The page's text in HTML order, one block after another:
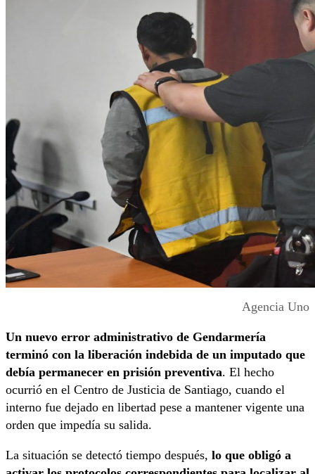
Agencia Uno
Un nuevo error administrativo de Gendarmería
terminó con la liberación indebida de un imputado que
debía permanecer en prisión preventiva. El hecho
ocurrió en el Centro de Justicia de Santiago, cuando el
interno fue dejado en libertad pese a mantener vigente una
orden que impedía su salida.
La situación se detectó tiempo después, lo que obligó a